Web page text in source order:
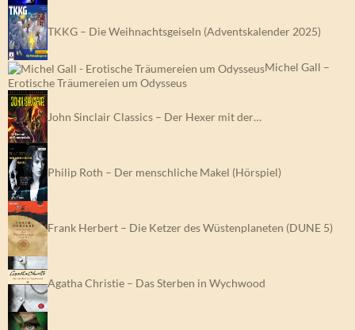
TKKG – Die Weihnachtsgeiseln (Adventskalender 2025)
Michel Gall –
Erotische Träumereien um Odysseus
John Sinclair Classics – Der Hexer mit der…
Philip Roth – Der menschliche Makel (Hörspiel)
Frank Herbert – Die Ketzer des Wüstenplaneten (DUNE 5)
Agatha Christie – Das Sterben in Wychwood